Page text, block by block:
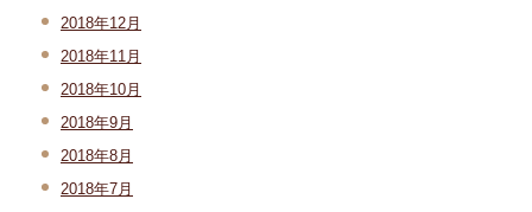
2018年12月
2018年11月
2018年10月
2018年9月
2018年8月
2018年7月